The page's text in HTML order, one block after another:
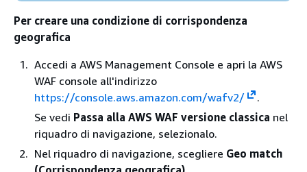
Per creare una condizione di corrispondenza
geografica
Accedi a AWS Management Console e apri la AWS
WAF console all'indirizzo
https://console.aws.amazon.com/wafv2/
.
Se vedi Passa alla AWS WAF versione classica nel
riquadro di navigazione, selezionalo.
Nel riquadro di navigazione, scegliere Geo match